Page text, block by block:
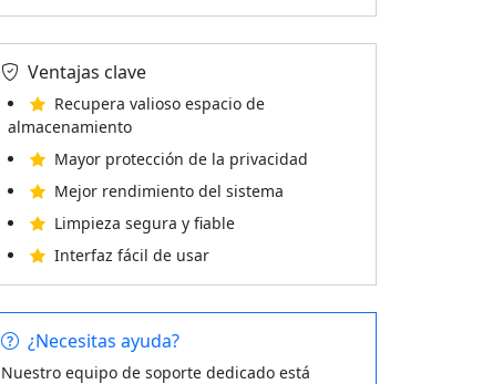
Ventajas clave
Recupera valioso espacio de
almacenamiento
Mayor protección de la privacidad
Mejor rendimiento del sistema
Limpieza segura y fiable
Interfaz fácil de usar
¿Necesitas ayuda?
Nuestro equipo de soporte dedicado está